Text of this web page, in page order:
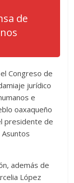
de
Congreso de
jurídico
e
oaxaqueño
presidente de
además de
López